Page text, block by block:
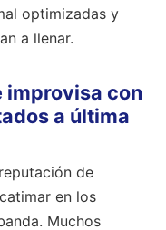
optimizadas y
a llenar.
improvisa con
a última
de
en los
Muchos